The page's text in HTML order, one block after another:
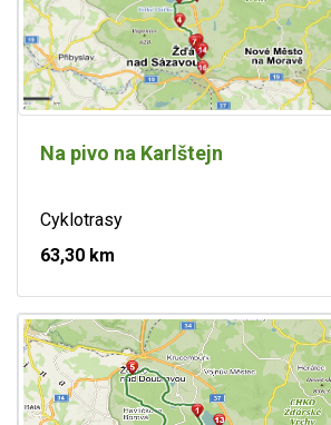
Na pivo na Karlštejn
Cyklotrasy
63,30 km